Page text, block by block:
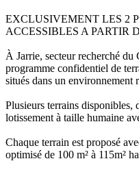
EXCLUSIVEMENT LES 2
ACCESSIBLES A PARTIR
À Jarrie, secteur recherché
programme confidentiel de
situés dans un environnement
Plusieurs terrains disponibles,
lotissement à taille humaine
Chaque terrain est proposé
optimisé de 100 m² à 115m²